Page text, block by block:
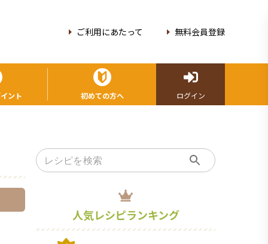
ご利用にあたって 無料会員登録
ント 初めての方へ ログイン
人気レシピランキング